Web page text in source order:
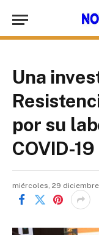
Una
por su
COVID-19
miércoles, 29 diciembre